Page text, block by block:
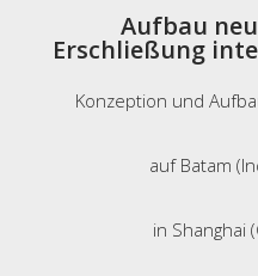
Aufbau
Erschließung
Konzeption und
auf Batam
in Shanghai